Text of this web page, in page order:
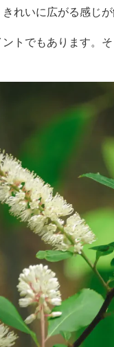
れいに広がる感じが
トでもあります。